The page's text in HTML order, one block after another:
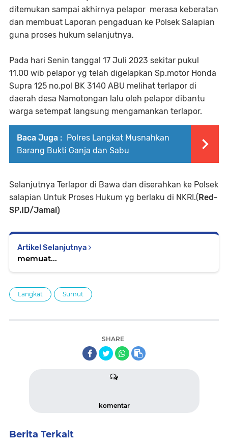
ditemukan sampai akhirnya pelapor merasa keberatan
dan membuat Laporan pengaduan ke Polsek Salapian
guna proses hukum selanjutnya,
Pada hari Senin tanggal 17 Juli 2023 sekitar pukul
11.00 wib pelapor yg telah digelapkan Sp.motor Honda
Supra 125 no.pol BK 3140 ABU melihat terlapor di
daerah desa Namotongan lalu oleh pelapor dibantu
warga setempat langsung mengamankan terlapor.
Baca Juga : Polres Langkat Musnahkan
Barang Bukti Ganja dan Sabu
Selanjutnya Terlapor di Bawa dan diserahkan ke Polsek
salapian Untuk Proses Hukum yg berlaku di NKRI.( Red-
SP.ID/Jamal)
Artikel Selanjutnya
memuat...
Langkat Sumut
SHARE
komentar
Berita Terkait